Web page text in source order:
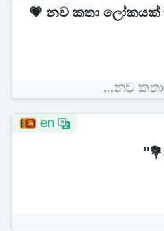
නව කතා ලෝකයක් හැමෝම එකතු වෙන්න 💗
නව